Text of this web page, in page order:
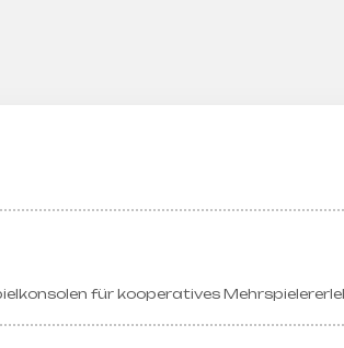
für kooperatives